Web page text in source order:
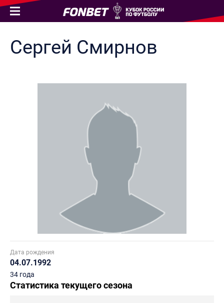
Сергей Смирнов
Дата рождения
04.07.1992
34 года
Статистика текущего сезона